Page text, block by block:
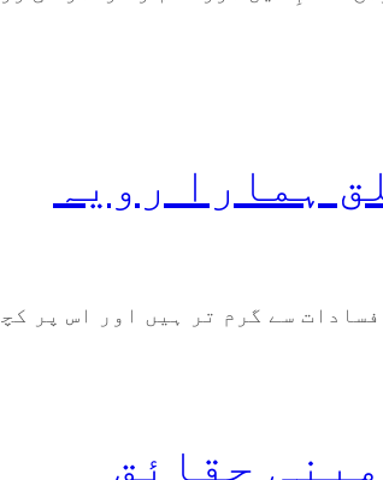
ہمارا رویہ
سے گرم تر ہیں اور اس پر
حقائق